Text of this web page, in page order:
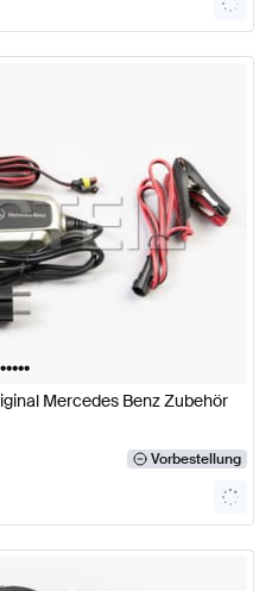
•••••
Mercedes Benz Zubehör
Vorbestellung